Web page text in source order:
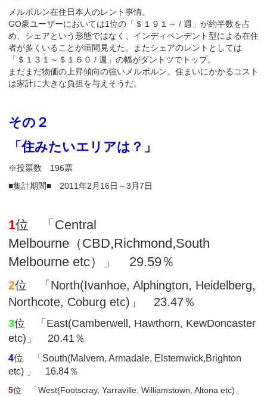
メルボルン在住日本人のレント事情。
GO豪ユーザーにおいては1位の「＄１９１～ / 週」が約半数を占
め、シェアという形態ではなく、インディペンデント型による在住
者が多くいることが垣間見えた。またシェアのレントとしては
「＄１３１～＄１６０ / 週」の幅がダントツでトップ。
まだまだ物価の上昇傾向の強いメルボルン。住まいにかかるコスト
は家計に大きな負担を与えそうだ。
その２
「住みたいエリアは？」
※投票数 196票
■集計期間■ 2011年2月16日～3月7日
1位 「Central
Melbourne（CBD,Richmond,South
Melbourne etc）」 29.59％
2位 「North(Ivanhoe, Alphington, Heidelberg,
Northcote, Coburg etc)」 23.47％
3位 「East(Camberwell, Hawthorn, KewDoncaster
etc)」 20.41％
4位 「South(Malvern, Armadale, Elsternwick,Brighton
etc) 」 16.84％
5位 「West(Footscray, Yarraville, Williamstown, Altona etc)」